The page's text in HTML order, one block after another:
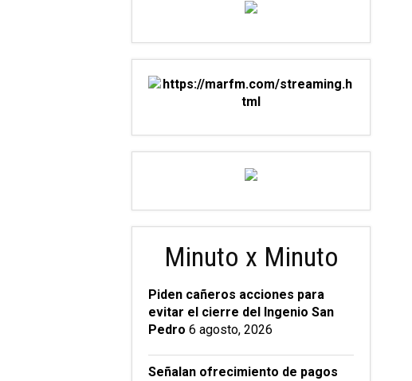
Minuto x Minuto
Piden cañeros acciones para
evitar el cierre del Ingenio San
Pedro 6 agosto, 2026
Señalan ofrecimiento de pagos